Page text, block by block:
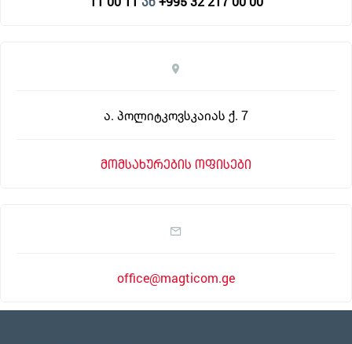
ა. პოლიტკოვსკაიას ქ. 7
მომსახურების ოფისები
office@magticom.ge